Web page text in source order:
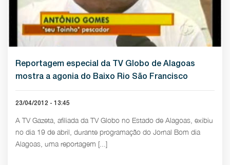
Reportagem especial da TV Globo de Alagoas
mostra a agonia do Baixo Rio São Francisco
23/04/2012 - 13:45
A TV Gazeta, afiliada da TV Globo no Estado de Alagoas, exibiu
no dia 19 de abril, durante programação do Jornal Bom dia
Alagoas, uma reportagem [...]